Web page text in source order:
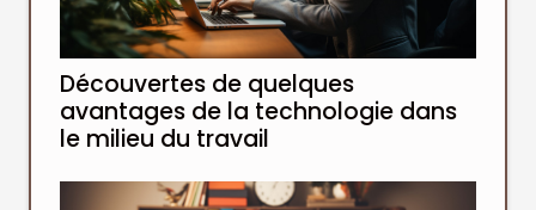
Découvertes de quelques
avantages de la technologie dans
le milieu du travail